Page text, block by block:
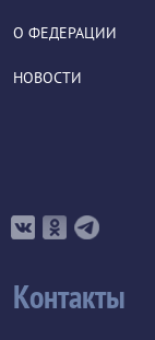
О ФЕДЕРАЦИИ
НОВОСТИ
Контакты